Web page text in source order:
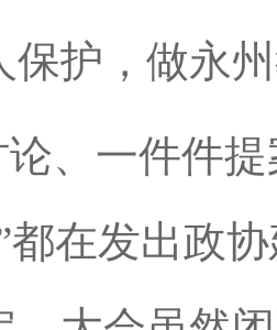
保护，做永
、一件件
都在发出政